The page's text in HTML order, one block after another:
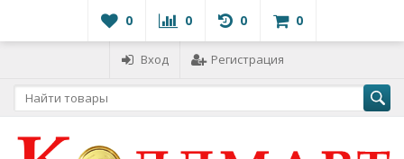
0 0 0 0
Вход Регистрация